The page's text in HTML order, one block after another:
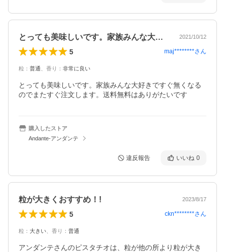
とっても美味しいです。家族みんな大好き… 2021/10/12
5 maj********さん
粒 ： 普通 香り ： 非常に良い
とっても美味しいです。家族みんな大好きですぐ無くなる
のでまたすぐ注文します。送料無料はありがたいです
購入したストア
Andante-アンダンテ
違反報告 いいね 0
粒が大きくおすすめ！! 2023/8/17
5 ckn********さん
粒 ： 大きい 香り ： 普通
アンダンテさんのピスタチオは、粒が他の所より粒が大き